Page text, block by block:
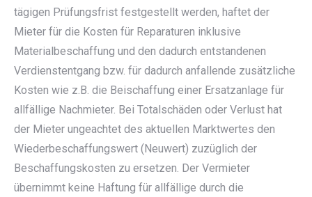
tägigen Prüfungsfrist festgestellt werden, haftet der
Mieter für die Kosten für Reparaturen inklusive
Materialbeschaffung und den dadurch entstandenen
Verdienstentgang bzw. für dadurch anfallende zusätzliche
Kosten wie z.B. die Beischaffung einer Ersatzanlage für
allfällige Nachmieter. Bei Totalschäden oder Verlust hat
der Mieter ungeachtet des aktuellen Marktwertes den
Wiederbeschaffungswert (Neuwert) zuzüglich der
Beschaffungskosten zu ersetzen. Der Vermieter
übernimmt keine Haftung für allfällige durch die